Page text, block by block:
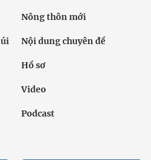
Nông thôn mới
Nội dung chuyên đề
Hồ sơ
Video
Podcast